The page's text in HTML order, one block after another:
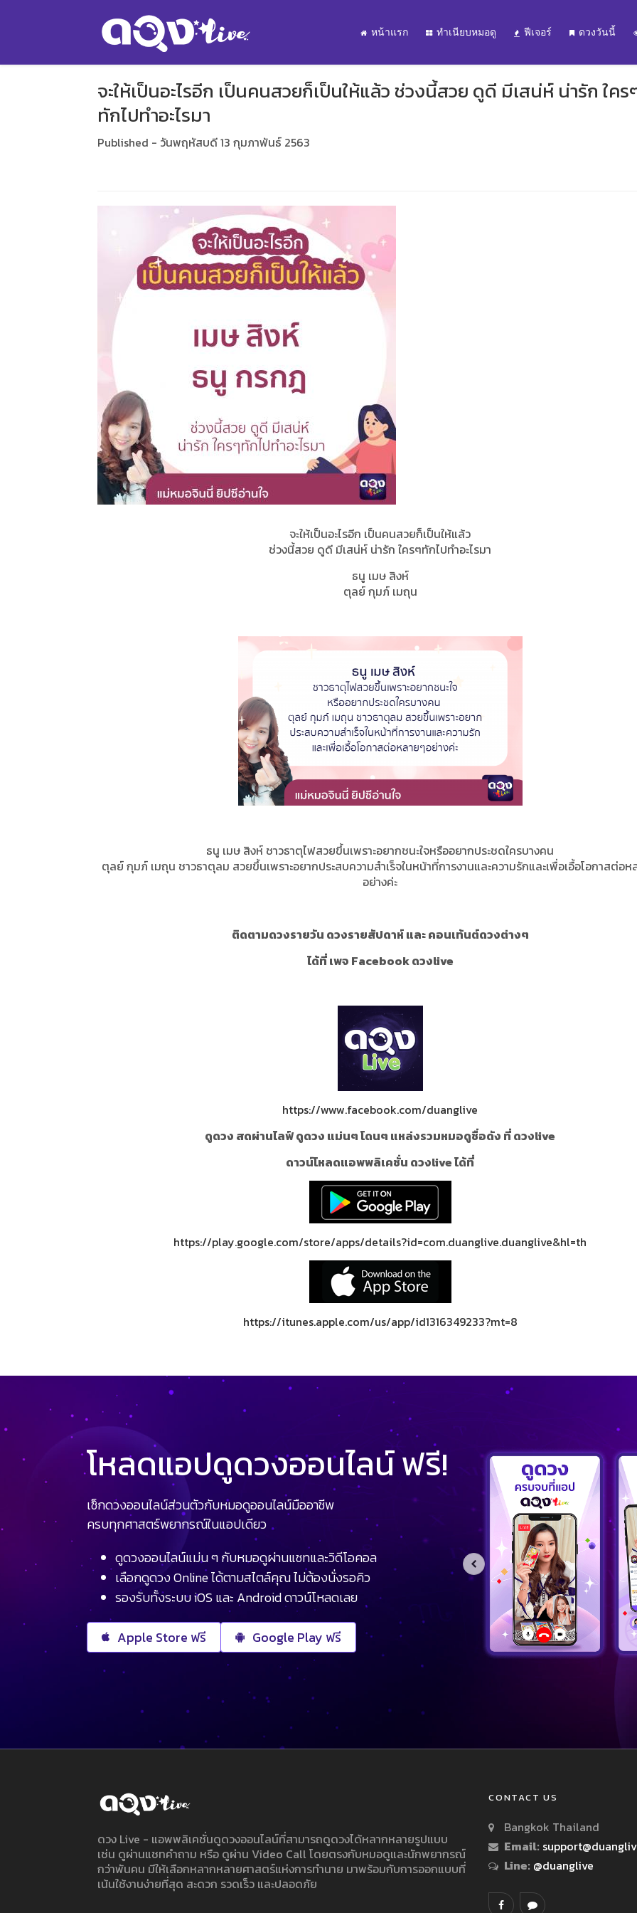
หน้าแรก ทำเนียบหมอดู ฟีเจอร์ ดวงวันนี้
จะให้เป็นอะไรอีก เป็นคนสวยก็เป็นให้แล้ว ช่วงนี้สวย ดูดี มีเสน่ห์ น่ารัก ใคร
ทักไปทำอะไรมา
Published - วันพฤหัสบดี 13 กุมภาพันธ์ 2563
จะให้เป็นอะไรอีก เป็นคนสวยก็เป็นให้แล้ว
ช่วงนี้สวย ดูดี มีเสน่ห์ น่ารัก ใครๆทักไปทำอะไรมา
ธนู เมษ สิงห์
ตุลย์ กุมภ์ เมถุน
ธนู เมษ สิงห์ ชาวธาตุไฟสวยขึ้นเพราะอยากชนะใจหรืออยากประชดใครบางคน
ตุลย์ กุมภ์ เมถุน ชาวธาตุลม สวยขึ้นเพราะอยากประสบความสำเร็จในหน้าที่การงานและความรักและเพื่อเอื้อโอกาสต่อห
อย่างค่ะ
ติดตามดวงรายวัน ดวงรายสัปดาห์ และ คอนเท้นต์ดวงต่างๆ
ได้ที่ เพจ Facebook ดวงlive
https://www.facebook.com/duanglive
ดูดวง สดผ่านไลฟ์ ดูดวง แม่นๆ โดนๆ แหล่งรวมหมอดูชื่อดัง ที่ ดวงlive
ดาวน์โหลดแอพพลิเคชั่น ดวงlive ได้ที่
https://play.google.com/store/apps/details?id=com.duanglive.duanglive&hl=th
https://itunes.apple.com/us/app/id1316349233?mt=8
โหลดแอปดูดวงออนไลน์ ฟรี!
เช็กดวงออนไลน์ส่วนตัวกับหมอดูออนไลน์มืออาชีพ
ครบทุกศาสตร์พยากรณ์ในแอปเดียว
ดูดวงออนไลน์แม่น ๆ กับหมอดูผ่านแชทและวิดีโอคอล
เลือกดูดวง Online ได้ตามสไตล์คุณ ไม่ต้องนั่งรอคิว
รองรับทั้งระบบ iOS และ Android ดาวน์โหลดเลย
Apple Store ฟรี Google Play ฟรี
ดวง Live - แอพพลิเคชั่นดูดวงออนไลน์ที่สามารถดูดวงได้หลากหลายรูปแบบ
เช่น ดูผ่านแชทคำถาม หรือ ดูผ่าน Video Call โดยตรงกับหมอดูและนักพยากรณ์
กว่าพันคน มีให้เลือกหลากหลายศาสตร์แห่งการทำนาย มาพร้อมกับการออกแบบที่
เน้นใช้งานง่ายที่สุด สะดวก รวดเร็ว และปลอดภัย
CONTACT US
Bangkok Thailand
Email:
Line: @duanglive